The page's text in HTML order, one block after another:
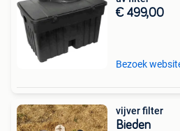
€ 499,00
Bezoek
vijver filter
Bieden